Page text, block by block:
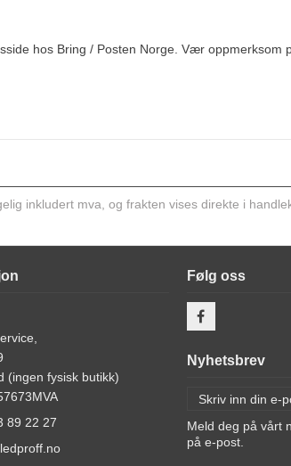
hos Bring / Posten Norge. Vær oppmerksom
inkludert mva, og frakten vises direkte i
(ingen fysisk butikk)
89 22 27
Følg oss
Nyhetsbrev
Meld deg på vårt
på e-post.